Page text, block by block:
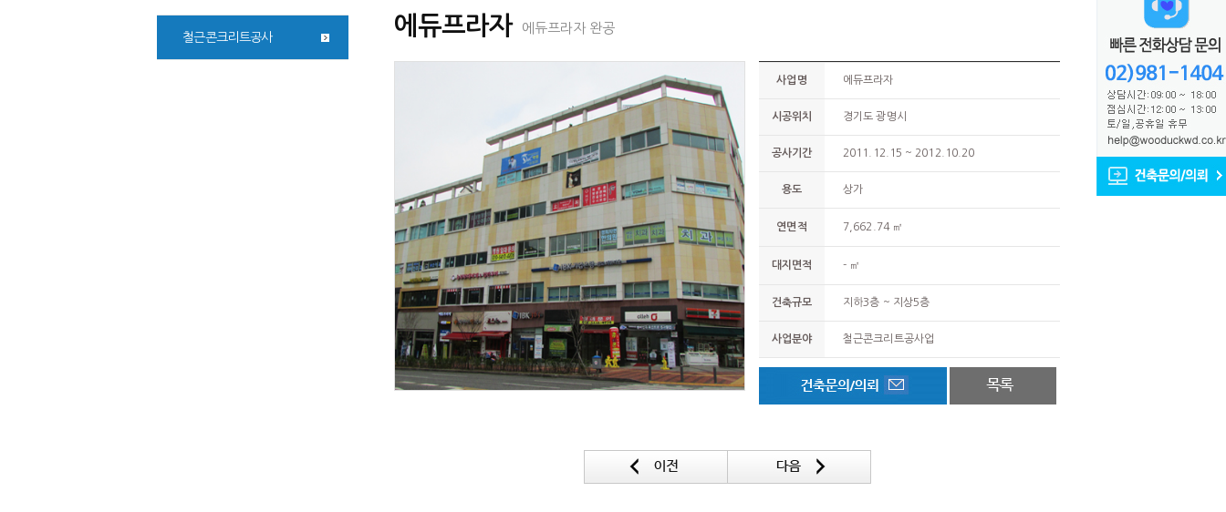
철근콘크리트공사 에듀프라자 에듀프라자 완공
사업명 에듀프라자
시공위치 경기도 광명시
공사기간 2011.12.15 ~ 2012.10.20
용도 상가
연면적 7,662.74 ㎡
대지면적 - ㎡
건축규모 지하3층 ~ 지상5층
사업분야 철근콘크리트공사업